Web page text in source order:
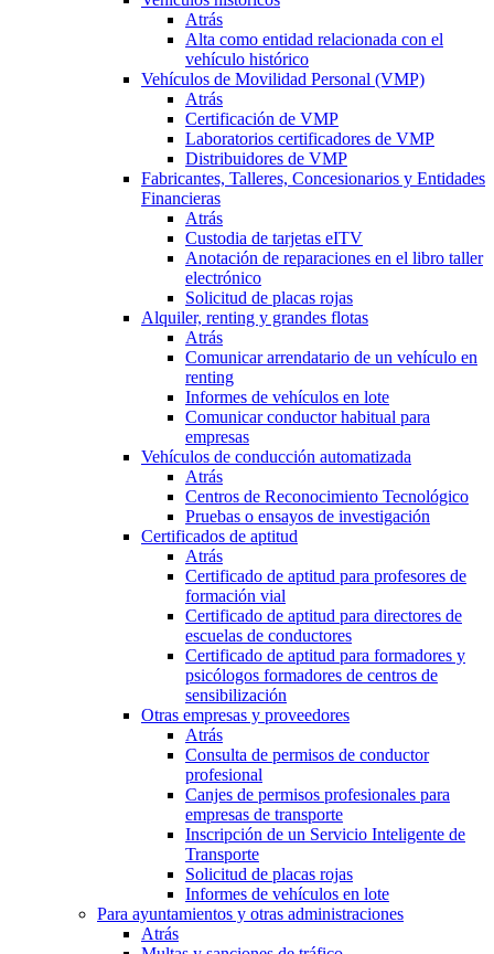
Atrás
Alta como entidad relacionada con el
vehículo histórico
Vehículos de Movilidad Personal (VMP)
Atrás
Certificación de VMP
Laboratorios certificadores de VMP
Distribuidores de VMP
Fabricantes, Talleres, Concesionarios y Entidades
Financieras
Atrás
Custodia de tarjetas eITV
Anotación de reparaciones en el libro taller
electrónico
Solicitud de placas rojas
Alquiler, renting y grandes flotas
Atrás
Comunicar arrendatario de un vehículo en
renting
Informes de vehículos en lote
Comunicar conductor habitual para
empresas
Vehículos de conducción automatizada
Atrás
Centros de Reconocimiento Tecnológico
Pruebas o ensayos de investigación
Certificados de aptitud
Atrás
Certificado de aptitud para profesores de
formación vial
Certificado de aptitud para directores de
escuelas de conductores
Certificado de aptitud para formadores y
psicólogos formadores de centros de
sensibilización
Otras empresas y proveedores
Atrás
Consulta de permisos de conductor
profesional
Canjes de permisos profesionales para
empresas de transporte
Inscripción de un Servicio Inteligente de
Transporte
Solicitud de placas rojas
Informes de vehículos en lote
Para ayuntamientos y otras administraciones
Atrás